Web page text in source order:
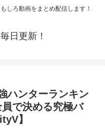
しろ動画をまとめ配信します！
日更新！
ハンターランキン
で決める究極バ
】